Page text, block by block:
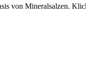
von Mineralsalzen.